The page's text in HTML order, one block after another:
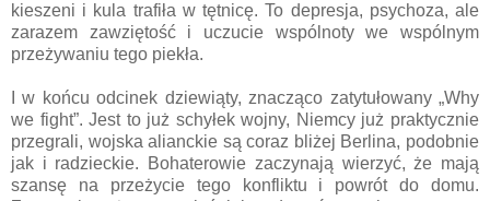
kieszeni i kula trafiła w tętnicę. To depresja, psychoza, ale
zarazem zawziętość i uczucie wspólnoty we wspólnym
przeżywaniu tego piekła.
I w końcu odcinek dziewiąty, znacząco zatytułowany „Why
we fight”. Jest to już schyłek wojny, Niemcy już praktycznie
przegrali, wojska alianckie są coraz bliżej Berlina, podobnie
jak i radzieckie. Bohaterowie zaczynają wierzyć, że mają
szansę na przeżycie tego konfliktu i powrót do domu.